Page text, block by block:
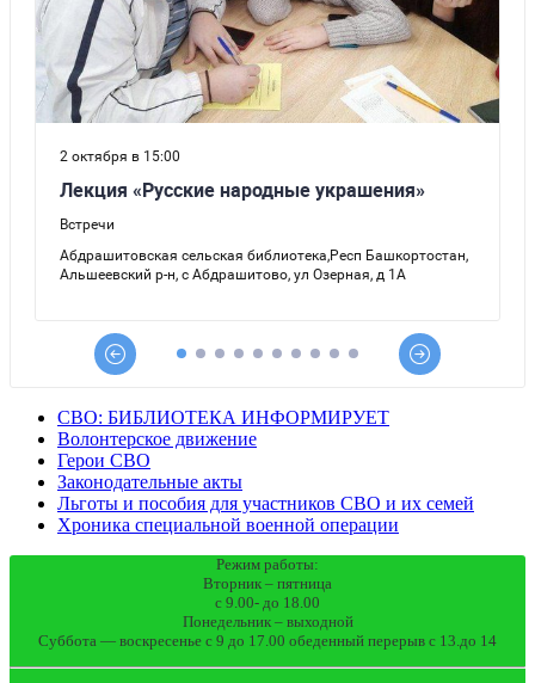
СВО: БИБЛИОТЕКА ИНФОРМИРУЕТ
Волонтерское движение
Герои СВО
Законодательные акты
Льготы и пособия для участников СВО и их семей
Хроника специальной военной операции
Режим работы:
Вторник – пятница
с 9.00- до 18.00
Понедельник – выходной
Суббота — воскресенье с 9 до 17.00 обеденный перерыв с 13.до 14